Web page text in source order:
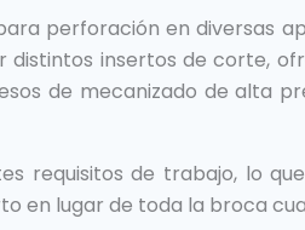
perforación en diversas
insertos de corte,
de mecanizado de alta
requisitos de trabajo, lo
en lugar de toda la broca